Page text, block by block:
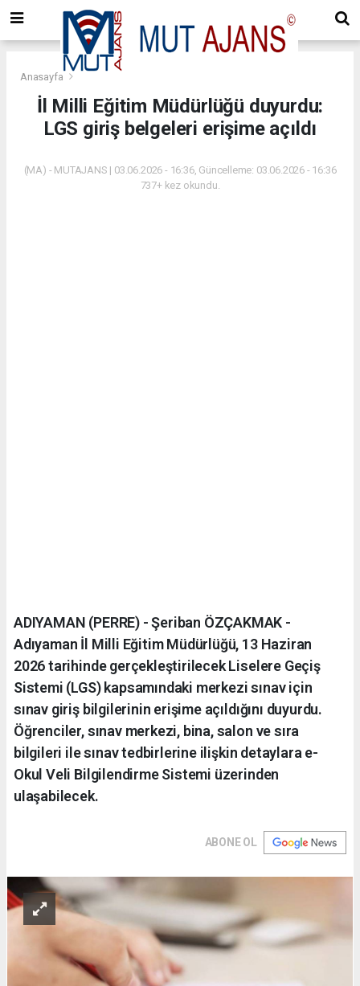
Anasayfa
İl Milli Eğitim Müdürlüğü duyurdu:
LGS giriş belgeleri erişime açıldı
(MA) - MUTAJANS | 03.06.2026 - 16:36, Güncelleme: 03.06.2026 - 16:36
737+ kez okundu.
ADIYAMAN (PERRE) - Şeriban ÖZÇAKMAK -
Adıyaman İl Milli Eğitim Müdürlüğü, 13 Haziran
2026 tarihinde gerçekleştirilecek Liselere Geçiş
Sistemi (LGS) kapsamındaki merkezi sınav için
sınav giriş bilgilerinin erişime açıldığını duyurdu.
Öğrenciler, sınav merkezi, bina, salon ve sıra
bilgileri ile sınav tedbirlerine ilişkin detaylara e-
Okul Veli Bilgilendirme Sistemi üzerinden
ulaşabilecek.
ABONE OL